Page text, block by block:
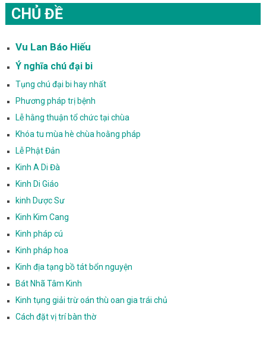
CHỦ ĐỀ
Vu Lan Báo Hiếu
Ý nghĩa chú đại bi
Tụng chú đại bi hay nhất
Phương pháp trị bệnh
Lễ hằng thuận tổ chức tại chùa
Khóa tu mùa hè chùa hoằng pháp
Lễ Phật Đản
Kinh A Di Đà
Kinh Di Giáo
kinh Dược Sư
Kinh Kim Cang
Kinh pháp cú
Kinh pháp hoa
Kinh địa tạng bồ tát bổn nguyện
Bát Nhã Tâm Kinh
Kinh tụng giải trừ oán thù oan gia trái chủ
Cách đặt vị trí bàn thờ